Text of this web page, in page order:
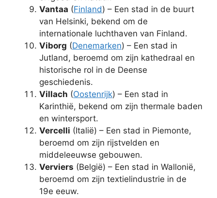
Vantaa (Finland) – Een stad in de buurt
van Helsinki, bekend om de
internationale luchthaven van Finland.
Viborg (Denemarken) – Een stad in
Jutland, beroemd om zijn kathedraal en
historische rol in de Deense
geschiedenis.
Villach (Oostenrijk) – Een stad in
Karinthië, bekend om zijn thermale baden
en wintersport.
Vercelli (Italië) – Een stad in Piemonte,
beroemd om zijn rijstvelden en
middeleeuwse gebouwen.
Verviers (België) – Een stad in Wallonië,
beroemd om zijn textielindustrie in de
19e eeuw.